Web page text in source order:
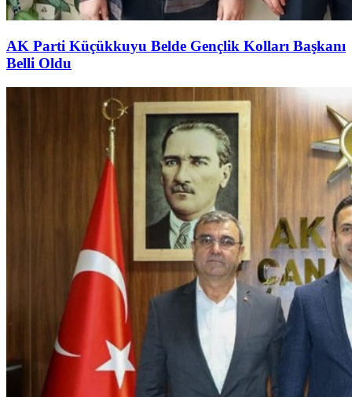
AK Parti Küçükkuyu Belde Gençlik Kolları Başkanı
Belli Oldu